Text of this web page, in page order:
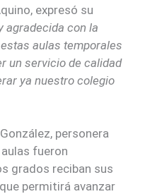
expresó su
agradecida con la
aulas temporales
un servicio de calidad
ya nuestro colegio
personera
fueron
grados reciban sus
permitirá avanzar